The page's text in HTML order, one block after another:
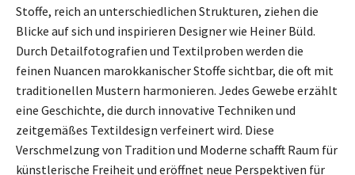
Stoffe, reich an unterschiedlichen Strukturen, ziehen die
Blicke auf sich und inspirieren Designer wie Heiner Büld.
Durch Detailfotografien und Textilproben werden die
feinen Nuancen marokkanischer Stoffe sichtbar, die oft mit
traditionellen Mustern harmonieren. Jedes Gewebe erzählt
eine Geschichte, die durch innovative Techniken und
zeitgemäßes Textildesign verfeinert wird. Diese
Verschmelzung von Tradition und Moderne schafft Raum für
künstlerische Freiheit und eröffnet neue Perspektiven für